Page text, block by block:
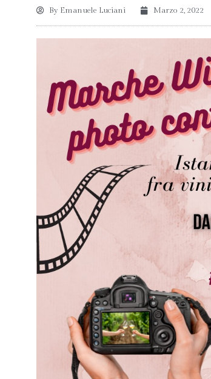
By Emanuele Luciani Marzo 2, 2022